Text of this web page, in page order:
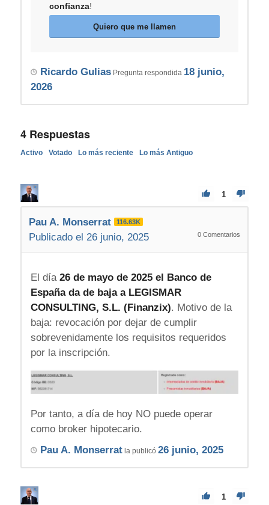
confianza!
Quiero que me llamen
Ricardo GuliasPregunta respondida 18 junio,
2026
4Respuestas
Activo Votado Lo más reciente Lo más Antiguo
1
Pau A. Monserrat 116.63K
Publicado el 26 junio, 2025 0 Comentarios
El día 26 de mayo de 2025 el Banco de
España da de baja a LEGISMAR
CONSULTING, S.L. (Finanzix). Motivo de la
baja: revocación por dejar de cumplir
sobrevenidamente los requisitos requeridos
por la inscripción.
Por tanto, a día de hoy NO puede operar
como broker hipotecario.
Pau A. Monserratla publicó 26 junio, 2025
1